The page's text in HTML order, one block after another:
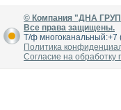
© Компания "ДНА
Все права защищены.
Т/ф
Политика
Согласие на